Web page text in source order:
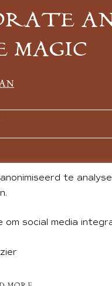
MAGIC
BY
te
social media